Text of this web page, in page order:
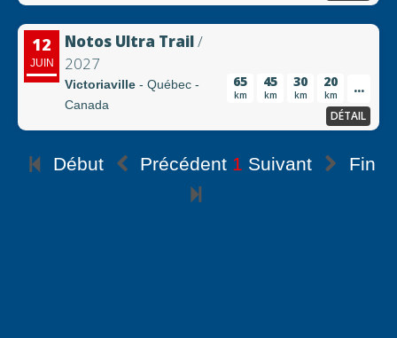
12
JUIN
Notos Ultra Trail/
2027
Victoriaville - Québec -
Canada
65
km
45
km
30
km
20
km ...
DÉTAIL
Début Précédent 1 Suivant Fin